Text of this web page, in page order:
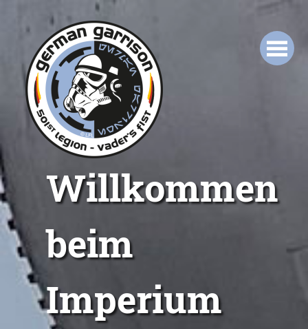
Willkommen
beim
Imperium